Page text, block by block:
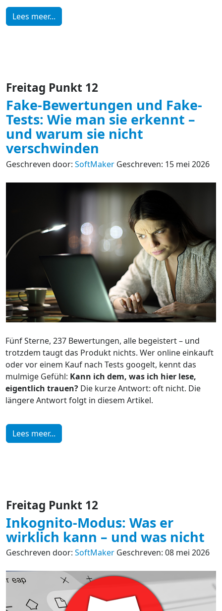
Lees meer...
Freitag Punkt 12
Fake-Bewertungen und Fake-
Tests: Wie man sie erkennt –
und warum sie nicht
verschwinden
Geschreven door: SoftMaker Geschreven: 15 mei 2026
Fünf Sterne, 237 Bewertungen, alle begeistert – und
trotzdem taugt das Produkt nichts. Wer online einkauft
oder vor einem Kauf nach Tests googelt, kennt das
mulmige Gefühl: Kann ich dem, was ich hier lese,
eigentlich trauen? Die kurze Antwort: oft nicht. Die
längere Antwort folgt in diesem Artikel.
Lees meer...
Freitag Punkt 12
Inkognito-Modus: Was er
wirklich kann – und was nicht
Geschreven door: SoftMaker Geschreven: 08 mei 2026